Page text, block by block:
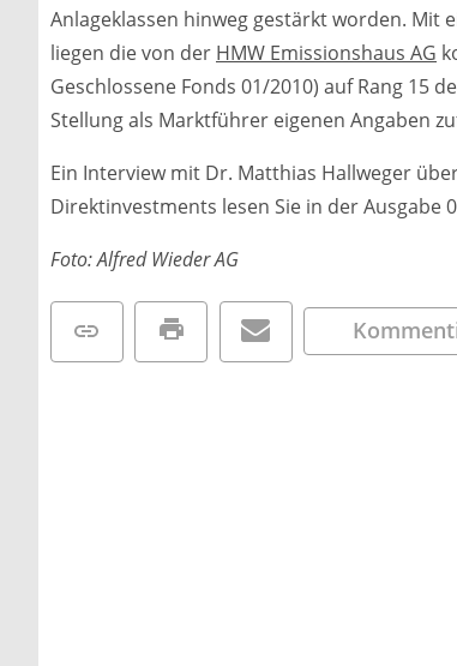
Anlageklassen hinweg gestärkt worden. Mit
liegen die von der HMW Emissionshaus AG
Geschlossene Fonds 01/2010) auf Rang 15
Stellung als Marktführer eigenen Angaben
Ein Interview mit Dr. Matthias Hallweger
Direktinvestments lesen Sie in der Ausgabe
Foto: Alfred Wieder AG